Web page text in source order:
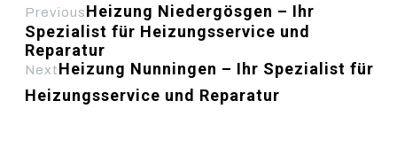
PreviousHeizung Niedergösgen – Ihr
Spezialist für Heizungsservice und
Reparatur
NextHeizung Nunningen – Ihr Spezialist für
Heizungsservice und Reparatur